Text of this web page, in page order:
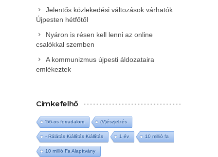
Jelentős közlekedési változások várhatók
Újpesten hétfőtől
Nyáron is résen kell lenni az online
csalókkal szemben
A kommunizmus újpesti áldozataira
emlékeztek
Címkefelhő
'56-os forradalom (V)észjelzés
- Rálátás Kiállítás Kiállítás 1 év 10 millió fa
10 millió Fa Alapítvány